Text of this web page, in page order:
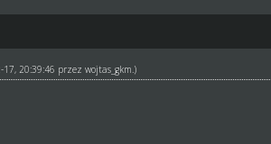
17, 20:39:46 przez wojtas_gkm .)